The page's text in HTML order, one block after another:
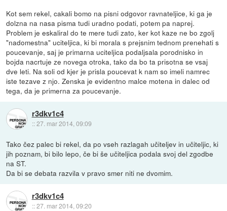
Kot sem rekel, cakali bomo na pisni odgovor ravnateljice, ki ga je
dolzna na nasa pisma tudi uradno podati, potem pa naprej.
Problem je eskaliral do te mere tudi zato, ker kot kaze ne bo zgolj
"nadomestna" uciteljica, ki bi morala s prejsnim tednom prenehati s
poucevanje, saj je primarna uciteljica podaljsala porodnisko in
bojda nacrtuje ze novega otroka, tako da bo ta prisotna se vsaj
dve leti. Na soli od kjer je prisla poucevat k nam so imeli namrec
iste tezave z njo. Zenska je evidentno malce motena in dalec od
tega, da je primerna za poucevanje.
r3dkv1c4
::27. mar 2014, 09:09
Tako čez palec bi rekel, da po vseh razlagah učiteljev in učiteljic, ki
jih poznam, bi bilo lepo, če bi še učiteljica podala svoj del zgodbe
na ST.
Da bi se debata razvila v pravo smer niti ne dvomim.
r3dkv1c4
::27. mar 2014, 09:20